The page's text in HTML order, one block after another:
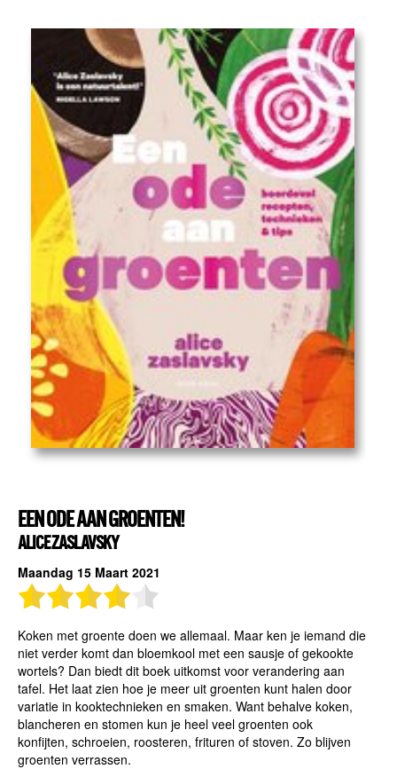
EEN ODE AAN GROENTEN!
ALICE ZASLAVSKY
Maandag 15 Maart 2021
Koken met groente doen we allemaal. Maar ken je iemand die
niet verder komt dan bloemkool met een sausje of gekookte
wortels? Dan biedt dit boek uitkomst voor verandering aan
tafel. Het laat zien hoe je meer uit groenten kunt halen door
variatie in kooktechnieken en smaken. Want behalve koken,
blancheren en stomen kun je heel veel groenten ook
konfijten, schroeien, roosteren, frituren of stoven. Zo blijven
groenten verrassen.